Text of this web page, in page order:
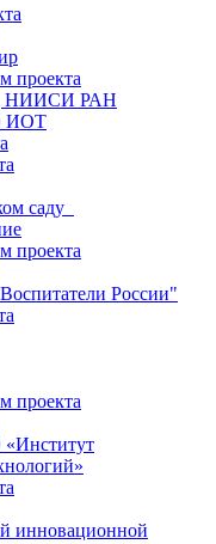
проекта
НИИСИ РАН
ИОТ
саду
проекта
России"
проекта
инновационной